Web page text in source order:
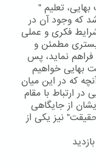
تعلیم "
که وجود آن در
شرایط فکری و عملی
بستری مطمئن و
نماید، پس
بهایی خواهیم
که در این میان
در ارتباط با مقام
از جایگاهی
نیز یکی از